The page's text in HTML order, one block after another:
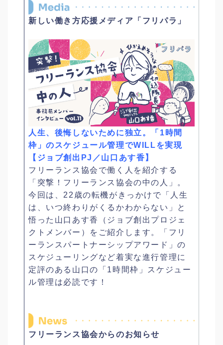
新しい働き方応援メディア「フリパラ」
人生、後悔しないために独立。「1時間
枠」のスケジュール管理でWILLを実現
【ジョブ創出PJ／山口あす香】
フリーランス協会で働く人を紹介する
「突撃！フリーランス協会の中の人」。
今回は、22歳の転機がきっかけで「人生
は、いつ終わりがくるかわからない」と
悟った山口あす香（ジョブ創出プロジェ
クトメンバー）をご紹介します。「フリ
ーランスパートナーシップアワード」の
スケジューリングなど着実な進行管理に
定評のある山口の「1時間枠」スケジュー
ル管理は必読です！
フリーランス協会からのお知らせ